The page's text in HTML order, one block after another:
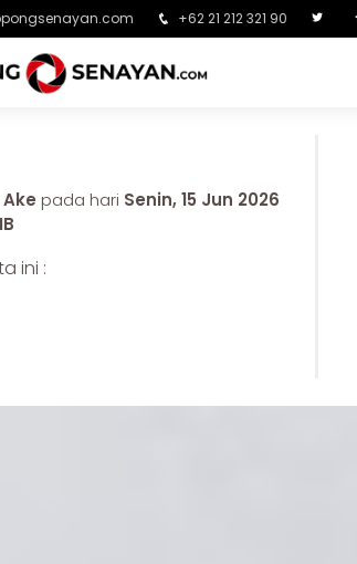
+62 21 212 321 90
pada hari Senin, 15 Jun 2026
ini :